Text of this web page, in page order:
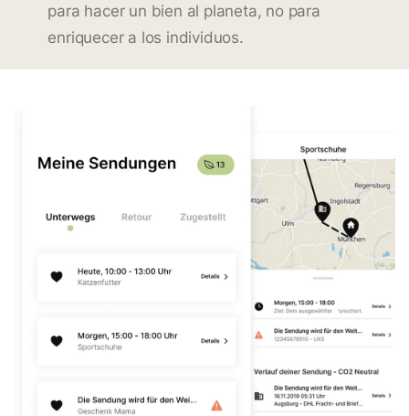
para hacer un bien al planeta, no para
enriquecer a los individuos.